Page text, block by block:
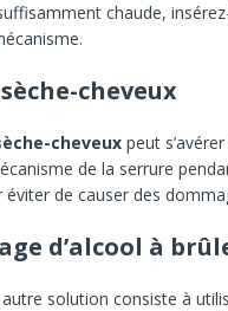
chaude,
cheveux
cheveux peut
de la serrure
éviter de causer des
d’alcool à
solution consiste à